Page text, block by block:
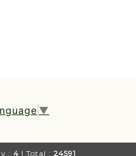
▼
: 4 | Total : 24591